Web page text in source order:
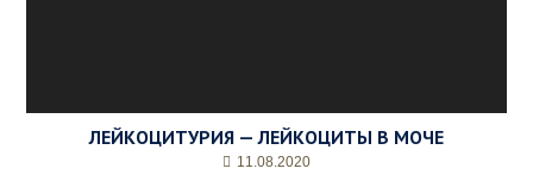
ЛЕЙКОЦИТУРИЯ — ЛЕЙКОЦИТЫ В МОЧЕ
11.08.2020